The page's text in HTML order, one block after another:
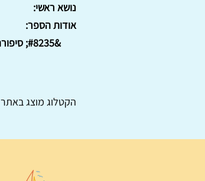
נושא ראשי:
אודות הספר:
&#8235; סיפורה של נערה מבית שאן שהפכה לנערת גומי בקרקס. &#8236;
הקטלוג מוצג באתר